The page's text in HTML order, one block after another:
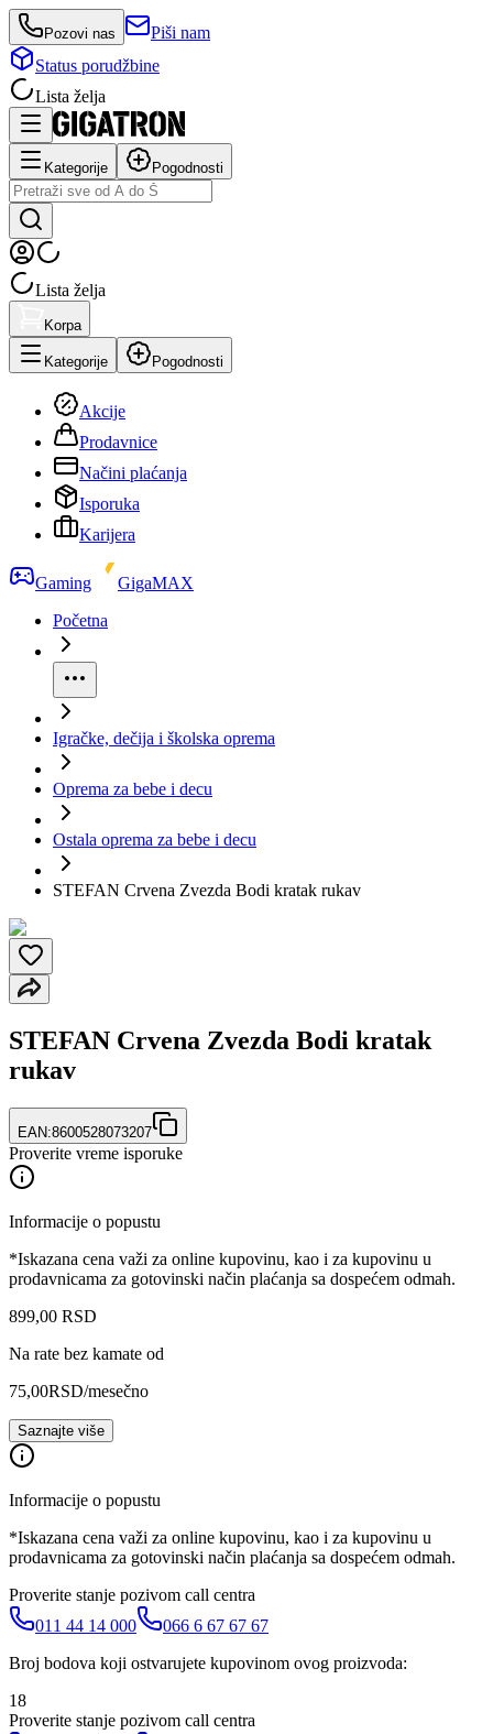
Pozovi nas
Piši nam
Status porudžbine
Lista želja
Kategorije Pogodnosti
Lista želja
Korpa
Kategorije Pogodnosti
Akcije
Prodavnice
Načini plaćanja
Isporuka
Karijera
Gaming
GigaMAX
Početna
Igračke, dečija i školska oprema
Oprema za bebe i decu
Ostala oprema za bebe i decu
STEFAN Crvena Zvezda Bodi kratak rukav
STEFAN Crvena Zvezda Bodi kratak
rukav
EAN:8600528073207
Proverite vreme isporuke
Informacije o popustu
*Iskazana cena važi za online kupovinu, kao i za kupovinu u
prodavnicama za gotovinski način plaćanja sa dospećem odmah.
899,00 RSD
Na rate bez kamate od
75,00RSD/mesečno
Saznajte više
Informacije o popustu
*Iskazana cena važi za online kupovinu, kao i za kupovinu u
prodavnicama za gotovinski način plaćanja sa dospećem odmah.
Proverite stanje pozivom call centra
011 44 14 000
066 6 67 67 67
Broj bodova koji ostvarujete kupovinom ovog proizvoda:
18
Proverite stanje pozivom call centra